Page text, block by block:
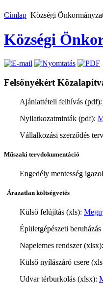
Címlap Községi
Községi
Felsőnyékért
Ajánlattételi felhívás (pdf):
Nyilatkozatminták (pdf):
Vállalkozási szerződés
Műszaki tervdokumentáció
Engedély mentesség
Árazatlan költségvetés
Külső felújítás (xls):
Épületgépészeti
Napelemes rendszer (xlsx):
Külső nyílászáró csere
Udvar térburkolás (xlsx):